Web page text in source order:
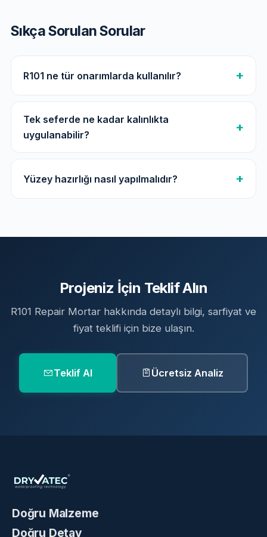
Sıkça Sorulan Sorular
R101 ne tür onarımlarda kullanılır?
Tek seferde ne kadar kalınlıkta
uygulanabilir?
Yüzey hazırlığı nasıl yapılmalıdır?
Projeniz İçin Teklif Alın
R101 Repair Mortar hakkında detaylı bilgi, sarfiyat ve
fiyat teklifi için bize ulaşın.
Teklif Al Ücretsiz Analiz
Doğru Malzeme
Doğru Detay